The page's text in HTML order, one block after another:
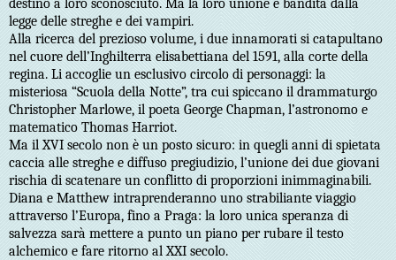
destino a loro sconosciuto. Ma la loro unione è bandita dalla
legge delle streghe e dei vampiri.
Alla ricerca del prezioso volume, i due innamorati si catapultano
nel cuore dell’Inghilterra elisabettiana del 1591, alla corte della
regina. Li accoglie un esclusivo circolo di personaggi: la
misteriosa “Scuola della Notte”, tra cui spiccano il drammaturgo
Christopher Marlowe, il poeta George Chapman, l’astronomo e
matematico Thomas Harriot.
Ma il XVI secolo non è un posto sicuro: in quegli anni di spietata
caccia alle streghe e diffuso pregiudizio, l’unione dei due giovani
rischia di scatenare un conflitto di proporzioni inimmaginabili.
Diana e Matthew intraprenderanno uno strabiliante viaggio
attraverso l’Europa, fino a Praga: la loro unica speranza di
salvezza sarà mettere a punto un piano per rubare il testo
alchemico e fare ritorno al XXI secolo.